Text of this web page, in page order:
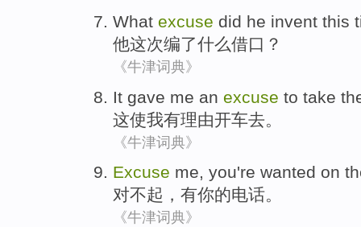
What excuse did he invent this
他这次编了什么借口 ？
《牛津词典》
It gave me an excuse to take
这使我有理由开车去。
《牛津词典》
Excuse me, you're wanted on
对不起 ，有你的电话。
《牛津词典》